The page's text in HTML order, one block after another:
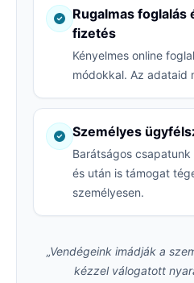
Rugalmas foglalás
fizetés
Kényelmes online
módokkal. Az adataid
Személyes
Barátságos
és után is támogat
személyesen.
„Vendégeink imádják a
kézzel válogatott